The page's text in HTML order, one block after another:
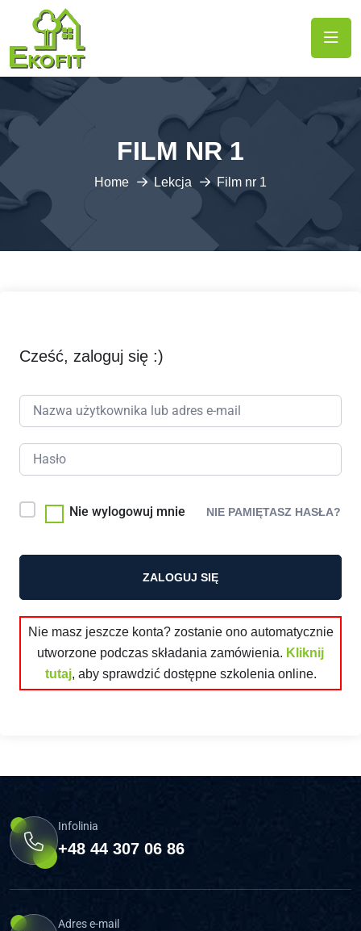
FILM NR 1
Home Lekcja Film nr 1
Cześć, zaloguj się :)
Nie wylogowuj mnie NIE PAMIĘTASZ HASŁA?
ZALOGUJ SIĘ
Nie masz jeszcze konta? zostanie ono automatycznie
utworzone podczas składania zamówienia. Kliknij
tutaj, aby sprawdzić dostępne szkolenia online.
Infolinia
+48 44 307 06 86
Adres e-mail